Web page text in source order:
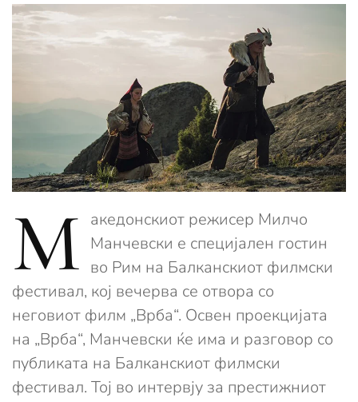
М акедонскиот режисер Милчо
Манчевски е специјален гостин
во Рим на Балканскиот филмски
фестивал, кој вечерва се отвора со
неговиот филм „Врба“. Освен проекцијата
на „Врба“, Манчевски ќе има и разговор со
публиката на Балканскиот филмски
фестивал. Тој во интервју за престижниот